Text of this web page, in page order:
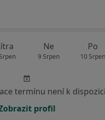
Ne
9 Srpen
Po
10 Srpen
termínu není k dispozici
profil